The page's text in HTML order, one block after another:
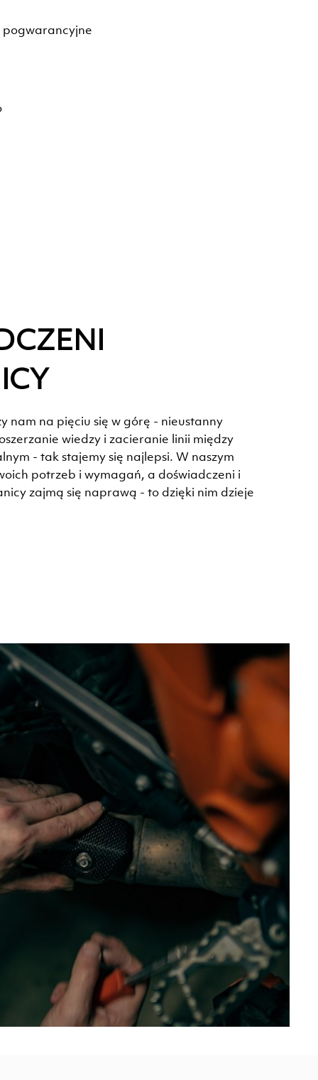
nam na pięciu się w górę - nieustanny
wiedzy i zacieranie linii między
- tak stajemy się najlepsi. W naszym
potrzeb i wymagań, a doświadczeni i
zajmą się naprawą - to dzięki nim dzieje